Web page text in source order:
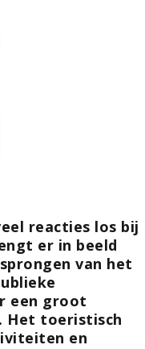
reacties los bij
er in beeld
van het
een groot
Het toeristisch
en